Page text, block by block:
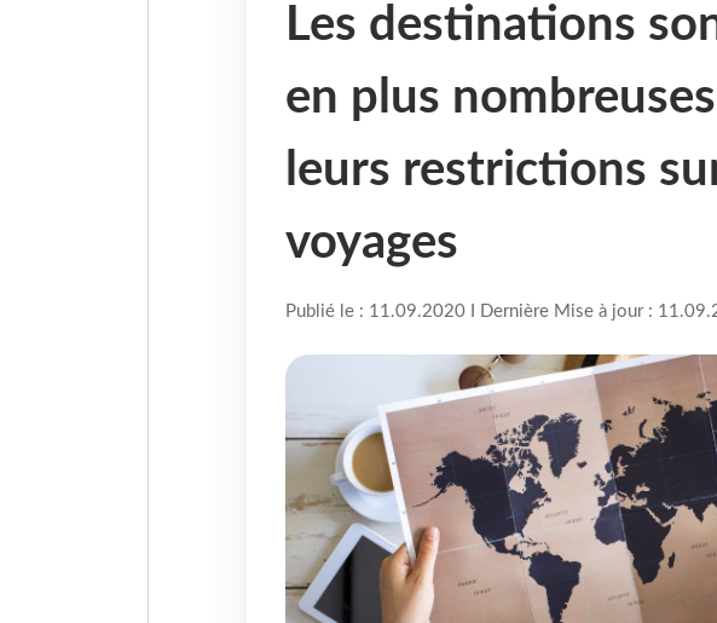
Les destinations
en plus
leurs restrictions
voyages
Publié le : 11.09.2020 I Dernière Mise à jour :